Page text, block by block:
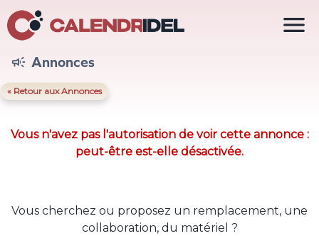
 Annonces
« Retour aux Annonces
Vous n'avez pas l'autorisation de voir cette annonce :
peut-être est-elle désactivée.
Vous cherchez ou proposez un remplacement, une
collaboration, du matériel ?
